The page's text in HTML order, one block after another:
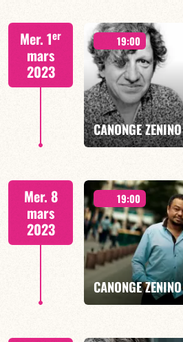
Duo Jazz - 19h00
EN SAVOIR PLUS
Mer. 1er
mars
2023
19:00
CANONGE ZENINO
Duo Jazz - 19h00
EN SAVOIR PLUS
Mer. 8
mars
2023
19:00
CANONGE ZENINO